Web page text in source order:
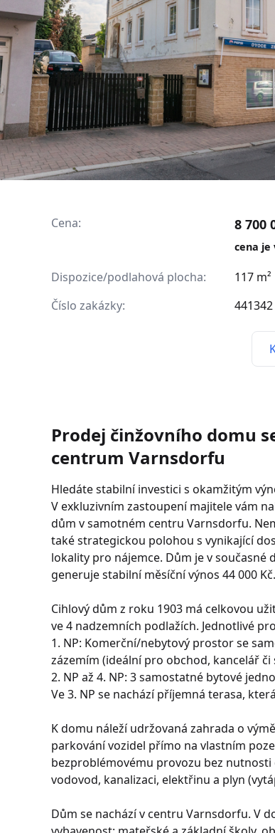
Cena: 8 700
cena je
Dispozice/podlahová plocha:
117 m²
Číslo zakázky:
441342
Prodej činžovního domu
centrum Varnsdorfu
Hledáte stabilní investici s okamžitým
V exkluzivním zastoupení majitele vám
dům v samotném centru Varnsdorfu.
také strategickou polohou s vynikající
lokality pro nájemce. Dům je v
generuje stabilní měsíční výnos 44 000 Kč.
Cihlový dům z roku 1903 má celkovou
ve 4 nadzemních podlažích. Jednotlivé
1. NP: Komerční/nebytový prostor se
zázemím (ideální pro obchod, kancelář či
2. NP až 4. NP: 3 samostatné bytové
Ve 3. NP se nachází příjemná terasa,
K domu náleží udržovaná zahrada o
parkování vozidel přímo na vlastním
bezproblémovému provozu bez
vodovod, kanalizaci, elektřinu a plyn
Dům se nachází v centru Varnsdorfu. V